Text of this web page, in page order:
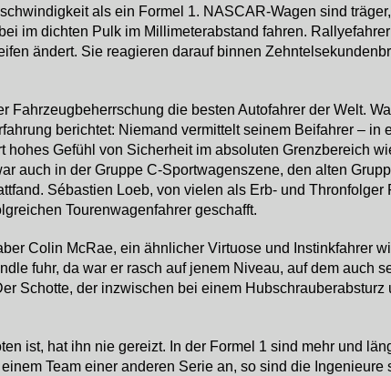
als ein Formel 1. NASCAR-Wagen sind
im dichten Pulk im Millimeterabstand fahren.
ändert. Sie reagieren darauf binnen
die besten Autofahrer der Welt.
berichtet: Niemand vermittelt seinem Beifahrer – in
hohes Gefühl von Sicherheit im absoluten Grenzbereich
auch in der Gruppe C-Sportwagenszene, den alten
Sébastien Loeb, von vielen als Erb- und Thronfolger
Tourenwagenfahrer geschafft.
Colin McRae, ein ähnlicher Virtuose und Instinkfahrer
fuhr, da war er rasch auf jenem Niveau, auf dem auch
Schotte, der inzwischen bei einem Hubschrauberabsturz
ist, hat ihn nie gereizt. In der Formel 1 sind mehr und
Team einer anderen Serie an, so sind die Ingenieure